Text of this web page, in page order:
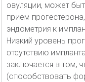
овуляции, может
прием
эндометрия к
Низкий уровень
отсутствию
заключается в том,
(способствовать